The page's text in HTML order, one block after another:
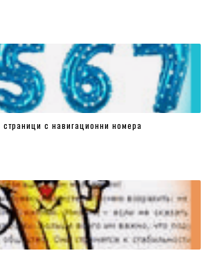
с навигационни номера